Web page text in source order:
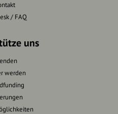
/ FAQ
uns
werden